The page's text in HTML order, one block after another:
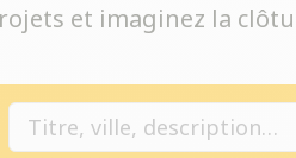
et imaginez la